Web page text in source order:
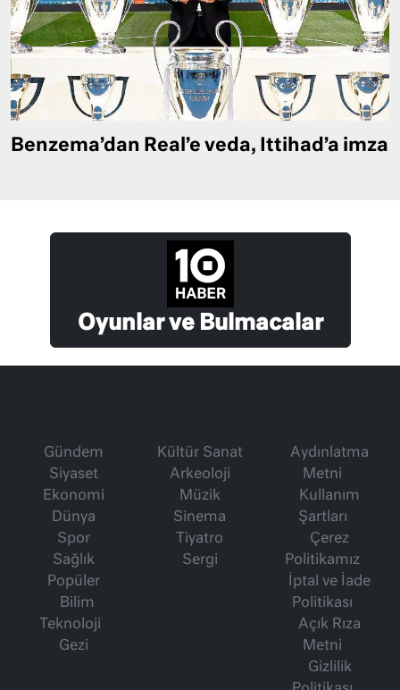
Benzema’dan Real’e veda, Ittihad’a imza
Oyunlar ve Bulmacalar
Gündem
Siyaset
Ekonomi
Dünya
Spor
Sağlık
Popüler
Bilim
Teknoloji
Gezi
Kültür Sanat
Arkeoloji
Müzik
Sinema
Tiyatro
Sergi
Aydınlatma
Metni
Kullanım
Şartları
Çerez
Politikamız
İptal ve İade
Politikası
Açık Rıza
Metni
Gizlilik